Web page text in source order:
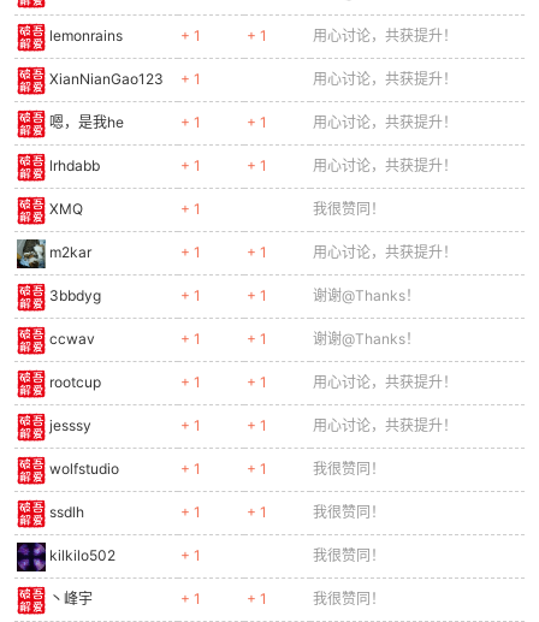
Mortalie + 1 热心回复！
kitty_too + 1 谢谢@Thanks！
Twenty2k + 1 + 1 谢谢@Thanks！
skycom + 1 + 1 谢谢@Thanks！
外酥内嫩 + 1 后面两种验证码我都没见过
YQYuan + 1 + 1 谢谢@Thanks！
lemonrains + 1 + 1 用心讨论，共获提升！
XianNianGao123 + 1 用心讨论，共获提升！
嗯，是我he + 1 + 1 用心讨论，共获提升！
lrhdabb + 1 + 1 用心讨论，共获提升！
XMQ + 1 我很赞同！
m2kar + 1 + 1 用心讨论，共获提升！
3bbdyg + 1 谢谢@Thanks！
ccwav + 1 + 1 谢谢@Thanks！